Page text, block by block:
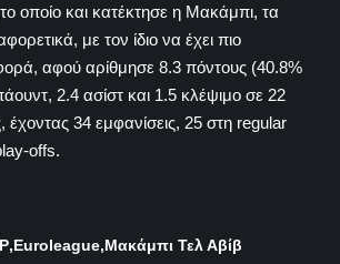
οποίο και κατέκτησε η Μακάμπι, τα
με τον ίδιο να έχει πιο
αφού αρίθμησε 8.3 πόντους (40.8%
2.4 ασίστ και 1.5 κλέψιμο σε 22
έχοντας 34 εμφανίσεις, 25 στη regular
offs.
Euroleague Μακάμπι Τελ Αβίβ